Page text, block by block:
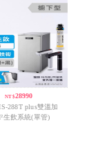
NT$28990
288T plus雙溫加
生飲系統(單管)